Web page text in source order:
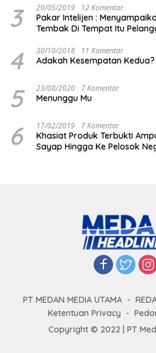
3 20/05/2019 12 Komentar
Pakar Intelijen :
Tembak Di Tempat Itu
4 30/10/2018 11 Komentar
Adakah Kesempatan Kedua?
5 23/08/2020 7 Komentar
Menunggu Mu
6 17/02/2019 7 Komentar
Khasiat Produk Terbukti
Sayap Hingga Ke Pelosok
PT MEDAN MEDIA UTAMA
Ketentuan Privacy
Copyright © 2022 | PT